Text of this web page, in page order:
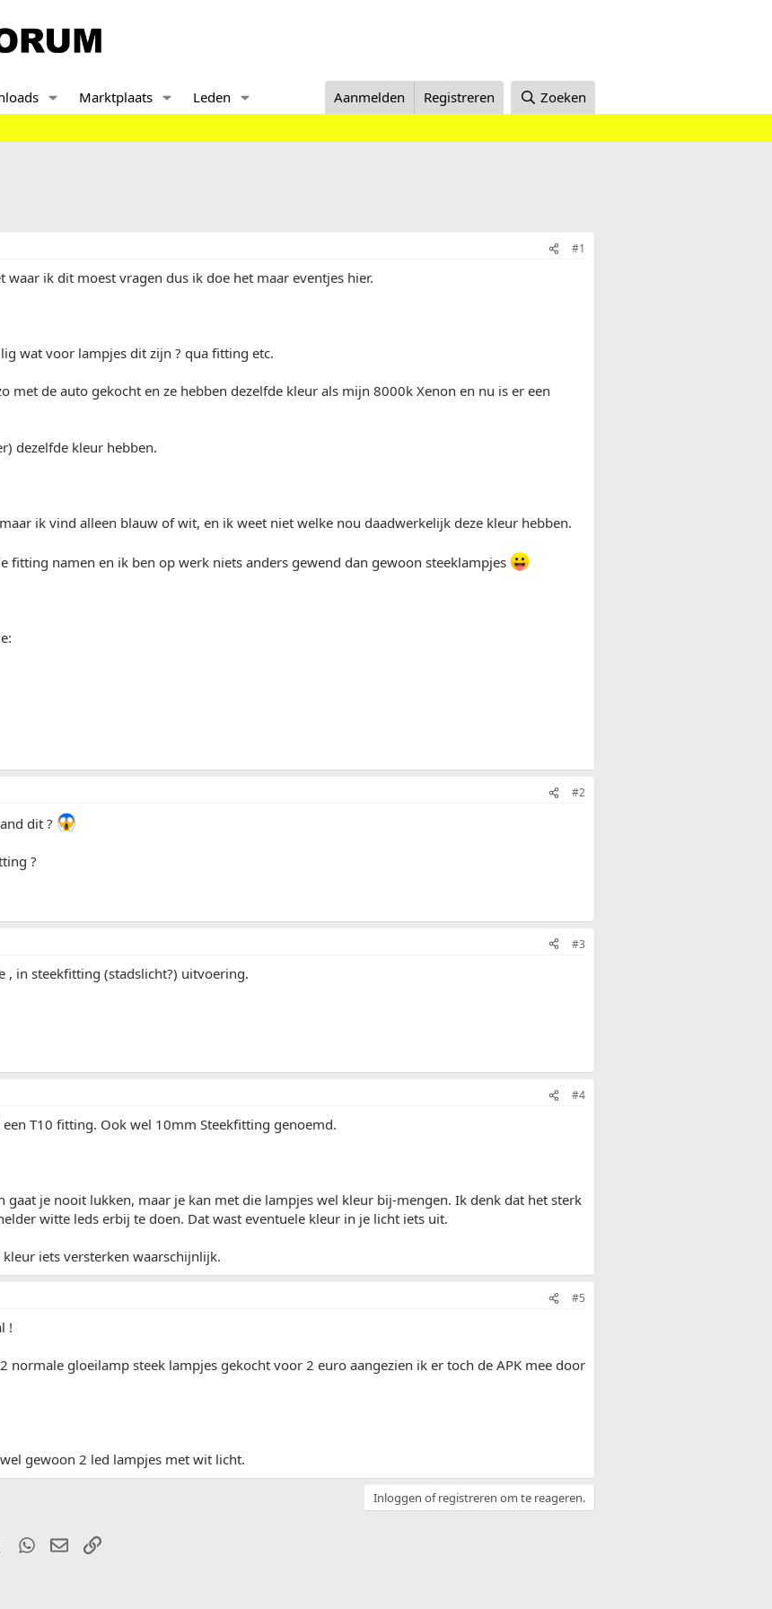
Marktplaats Leden Aanmelden Registreren Zoeken
#1
waar ik dit moest vragen dus ik doe het maar eventjes hier.
wat voor lampjes dit zijn ? qua fitting etc.
met de auto gekocht en ze hebben dezelfde kleur als mijn 8000k Xenon en nu is er een
dezelfde kleur hebben.
ik vind alleen blauw of wit, en ik weet niet welke nou daadwerkelijk deze kleur hebben.
fitting namen en ik ben op werk niets anders gewend dan gewoon steeklampjes
#2
dit ?
?
#3
, in steekfitting (stadslicht?) uitvoering.
#4
een T10 fitting. Ook wel 10mm Steekfitting genoemd.
gaat je nooit lukken, maar je kan met die lampjes wel kleur bij-mengen. Ik denk dat het sterk
witte leds erbij te doen. Dat wast eventuele kleur in je licht iets uit.
iets versterken waarschijnlijk.
#5
!
normale gloeilamp steek lampjes gekocht voor 2 euro aangezien ik er toch de APK mee door
gewoon 2 led lampjes met wit licht.
Inloggen of registreren om te reageren.
Tumblr WhatsApp
E-mailLink